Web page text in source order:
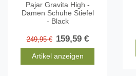
Pajar Gravita High -
Damen Schuhe Stiefel
- Black
249,95 € 159,59 €
Artikel anzeigen